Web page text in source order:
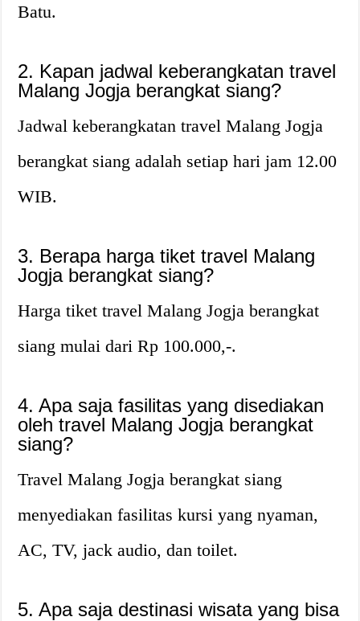
Batu.
2. Kapan jadwal keberangkatan travel
Malang Jogja berangkat siang?
Jadwal keberangkatan travel Malang Jogja
berangkat siang adalah setiap hari jam 12.00
WIB.
3. Berapa harga tiket travel Malang
Jogja berangkat siang?
Harga tiket travel Malang Jogja berangkat
siang mulai dari Rp 100.000,-.
4. Apa saja fasilitas yang disediakan
oleh travel Malang Jogja berangkat
siang?
Travel Malang Jogja berangkat siang
menyediakan fasilitas kursi yang nyaman,
AC, TV, jack audio, dan toilet.
5. Apa saja destinasi wisata yang bisa